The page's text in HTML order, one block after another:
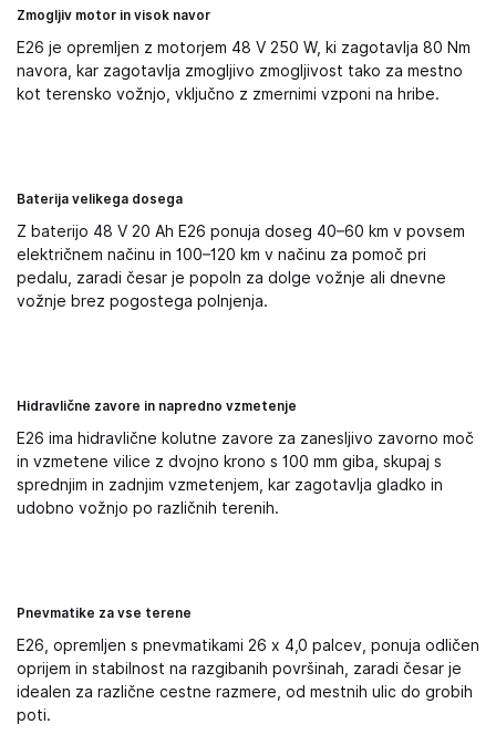
Zmogljiv motor in visok navor
E26 je opremljen z motorjem 48 V 250 W, ki zagotavlja 80 Nm
navora, kar zagotavlja zmogljivo zmogljivost tako za mestno
kot terensko vožnjo, vključno z zmernimi vzponi na hribe.
Baterija velikega dosega
Z baterijo 48 V 20 Ah E26 ponuja doseg 40–60 km v povsem
električnem načinu in 100–120 km v načinu za pomoč pri
pedalu, zaradi česar je popoln za dolge vožnje ali dnevne
vožnje brez pogostega polnjenja.
Hidravlične zavore in napredno vzmetenje
E26 ima hidravlične kolutne zavore za zanesljivo zavorno moč
in vzmetene vilice z dvojno krono s 100 mm giba, skupaj s
sprednjim in zadnjim vzmetenjem, kar zagotavlja gladko in
udobno vožnjo po različnih terenih.
Pnevmatike za vse terene
E26, opremljen s pnevmatikami 26 x 4,0 palcev, ponuja odličen
oprijem in stabilnost na razgibanih površinah, zaradi česar je
idealen za različne cestne razmere, od mestnih ulic do grobih
poti.